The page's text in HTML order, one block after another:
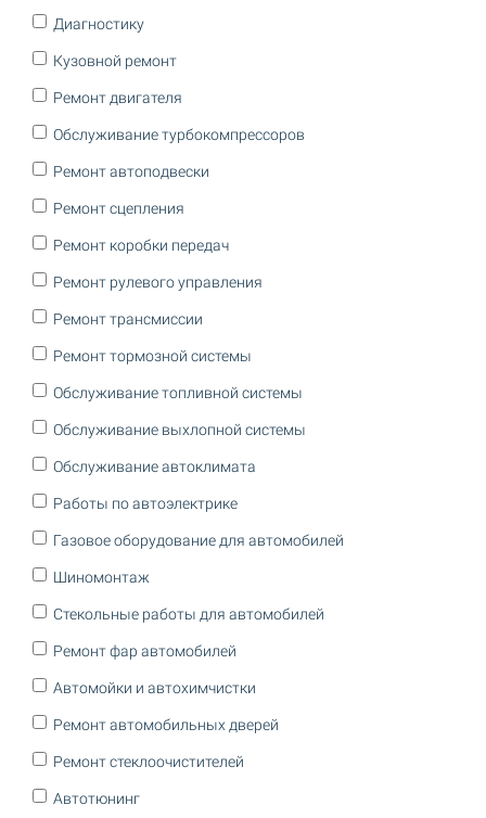
Диагностику
Кузовной ремонт
Ремонт двигателя
Обслуживание турбокомпрессоров
Ремонт автоподвески
Ремонт сцепления
Ремонт коробки передач
Ремонт рулевого управления
Ремонт трансмиссии
Ремонт тормозной системы
Обслуживание топливной системы
Обслуживание выхлопной системы
Обслуживание автоклимата
Работы по автоэлектрике
Газовое оборудование для автомобилей
Шиномонтаж
Стекольные работы для автомобилей
Ремонт фар автомобилей
Автомойки и автохимчистки
Ремонт автомобильных дверей
Ремонт стеклоочистителей
Автотюнинг